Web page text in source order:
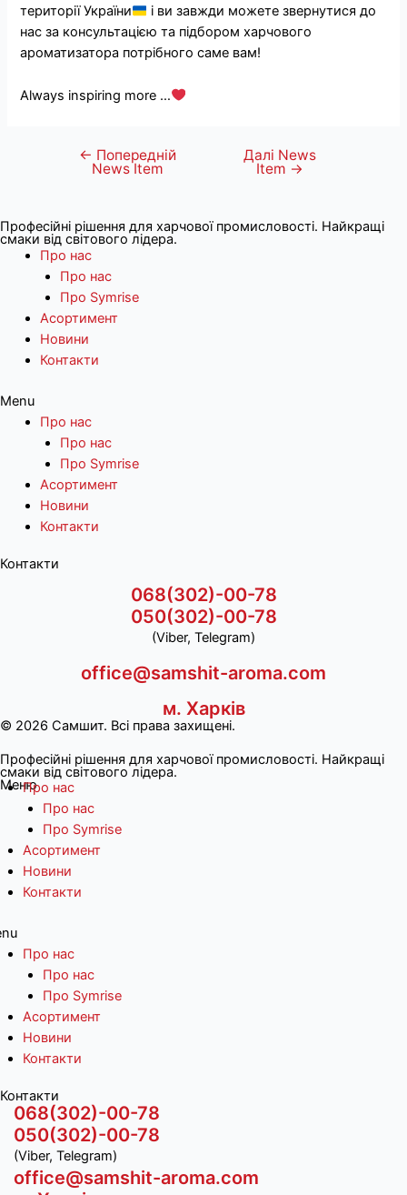
території України
і ви завжди можете звернутися до
нас за консультацією та підбором харчового
ароматизатора потрібного саме вам!
Always inspiring more …
Навігація
записів
← Попередній
News Item
Далі News
Item →
Професійні рішення для харчової промисловості. Найкращі
смаки від світового лідера.
Про нас
Про нас
Про Symrise
Асортимент
Новини
Контакти
Menu
Про нас
Про нас
Про Symrise
Асортимент
Новини
Контакти
Контакти
068(302)-00-78
050(302)-00-78
(Viber, Telegram)
office@samshit-aroma.com
м. Харків
© 2026 Самшит. Всі права захищені.
Професійні рішення для харчової промисловості. Найкращі
смаки від світового лідера.
МенюПро нас
Про нас
Про Symrise
Асортимент
Новини
Контакти
Про нас
Про нас
Про Symrise
Асортимент
Новини
Контакти
Контакти
068(302)-00-78
050(302)-00-78
(Viber, Telegram)
office@samshit-aroma.com